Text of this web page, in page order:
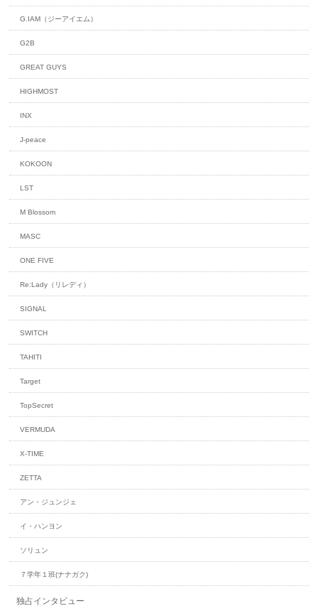
G.IAM（ジーアイエム）
G2B
GREAT GUYS
HIGHMOST
INX
J-peace
KOKOON
LST
M Blossom
MASC
ONE FIVE
Re:Lady（リレディ）
SIGNAL
SWITCH
TAHITI
Target
TopSecret
VERMUDA
X-TIME
ZETTA
アン・ジュンジェ
イ・ハンヨン
ソリュン
７学年１班(ナナガク)
独占インタビュー